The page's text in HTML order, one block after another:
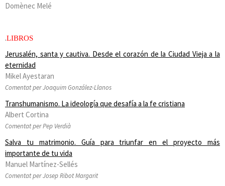
Domènec Melé
.LIBROS
Jerusalén, santa y cautiva. Desde el corazón de la Ciudad Vieja a la
eternidad
Mikel Ayestaran
Comentat per Joaquim González-Llanos
Transhumanismo. La ideología que desafía a la fe cristiana
Albert Cortina
Comentat per Pep Verdià
Salva tu matrimonio. Guía para triunfar en el proyecto más
importante de tu vida
Manuel Martínez-Sellés
Comentat per Josep Ribot Margarit